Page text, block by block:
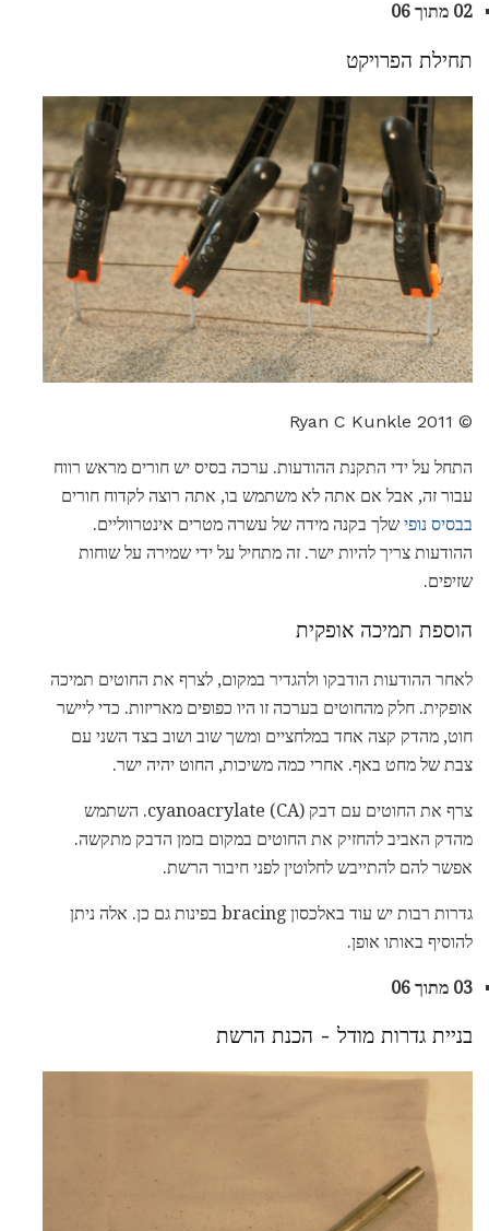
02 מתוך 06
תחילת הפרויקט
© 2011 Ryan C Kunkle
התחל על ידי התקנת ההודעות. ערכה בסיס יש חורים מראש רווח
עבור זה, אבל אם אתה לא משתמש בו, אתה רוצה לקדוח חורים
בבסיס נופי שלך בקנה מידה של עשרה מטרים אינטרווליים.
ההודעות צריך להיות ישר. זה מתחיל על ידי שמירה על שוחות
שזיפים.
הוספת תמיכה אופקית
לאחר ההודעות הודבקו ולהגדיר במקום, לצרף את החוטים תמיכה
אופקית. חלק מהחוטים בערכה זו היו כפופים מאריזות. כדי ליישר
חוט, מהדק קצה אחד במלחציים ומשך שוב ושוב בצד השני עם
צבת של מחט באף. אחרי כמה משיכות, החוט יהיה ישר.
צרף את החוטים עם דבק cyanoacrylate (CA). השתמש
מהדק האביב להחזיק את החוטים במקום בזמן הדבק מתקשה.
אפשר להם להתייבש לחלוטין לפני חיבור הרשת.
גדרות רבות יש עוד באלכסון bracing בפינות גם כן. אלה ניתן
להוסיף באותו אופן.
03 מתוך 06
בניית גדרות מודל - הכנת הרשת